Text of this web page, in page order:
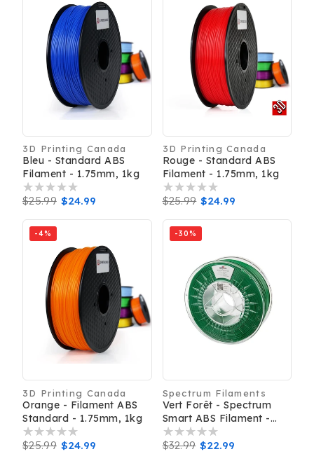
Distributeur :
3D Printing Canada
Bleu - Standard ABS
Filament - 1.75mm, 1kg
Prix
habituel
$25.99 Prix
promotionnel
$24.99
Distributeur :
3D Printing Canada
Rouge - Standard ABS
Filament - 1.75mm, 1kg
Prix
habituel
$25.99 Prix
promotionnel
$24.99
-4%
Distributeur :
3D Printing Canada
Orange - Filament ABS
Standard - 1.75mm, 1kg
Prix
$25.99 Prix
$24.99
-30%
Distributeur :
Spectrum Filaments
Vert Forêt - Spectrum
Smart ABS Filament -
1.75mm, 1kg
Prix
$32.99 Prix
$22.99